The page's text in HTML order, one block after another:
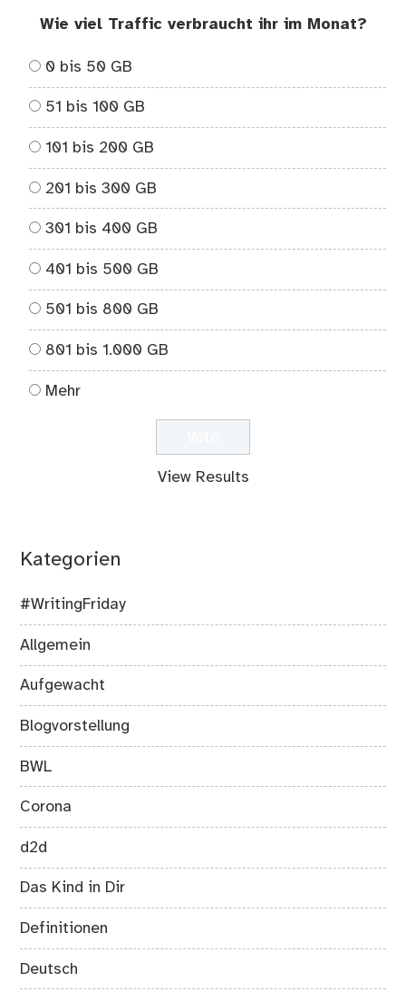
Wie viel Traffic verbraucht ihr im Monat?
0 bis 50 GB
51 bis 100 GB
101 bis 200 GB
201 bis 300 GB
301 bis 400 GB
401 bis 500 GB
501 bis 800 GB
801 bis 1.000 GB
Mehr
View Results
Kategorien
#WritingFriday
Allgemein
Aufgewacht
Blogvorstellung
BWL
Corona
d2d
Das Kind in Dir
Definitionen
Deutsch